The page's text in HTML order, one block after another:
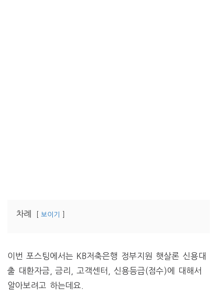
차례 보이기
이번 포스팅에서는 KB저축은행 정부지원 햇살론 신용대
출 대환자금, 금리, 고객센터, 신용등급(점수)에 대해서
알아보려고 하는데요.